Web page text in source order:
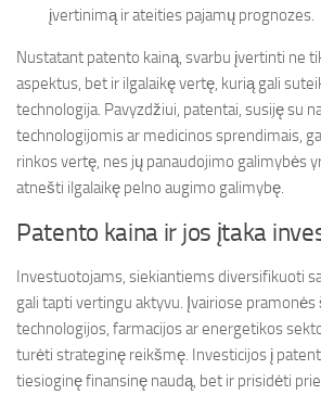
įvertinimą ir ateities pajamų prognozes.
Nustatant patento kainą, svarbu įvertinti ne
aspektus, bet ir ilgalaikę vertę, kurią gali
technologija. Pavyzdžiui, patentai, susiję su
technologijomis ar medicinos sprendimais,
rinkos vertę, nes jų panaudojimo galimybės
atnešti ilgalaikę pelno augimo galimybę.
Patento kaina ir jos įtaka
Investuotojams, siekiantiems diversifikuoti
gali tapti vertingu aktyvu. Įvairiose pramonės
technologijos, farmacijos ar energetikos
turėti strateginę reikšmę. Investicijos į
tiesioginę finansinę naudą, bet ir prisidėti